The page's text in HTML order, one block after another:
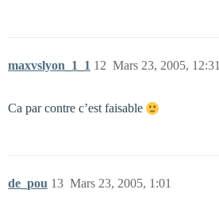
maxvslyon_1_1 Mars 23, 2005, 12:31
12
Ca par contre c’est faisable
de_pou Mars 23, 2005, 1:01
13